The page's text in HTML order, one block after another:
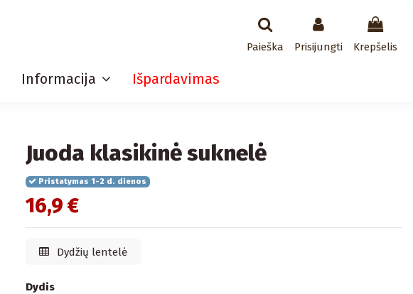
Paieška Prisijungti Krepšelis
Informacija Išpardavimas
Juoda klasikinė suknelė
Pristatymas 1-2 d. dienos
16,9 €
Dydžių lentelė
Dydis